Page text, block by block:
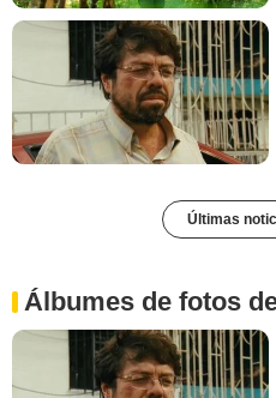
Últimas
Álbumes de fotos